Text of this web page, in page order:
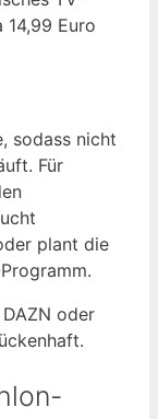
Euro
sodass nicht
Für
plant die
oder